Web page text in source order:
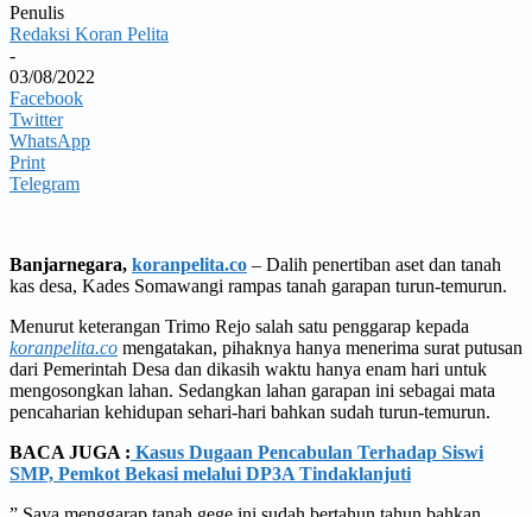
Penulis
Redaksi Koran Pelita
-
03/08/2022
Facebook
Twitter
WhatsApp
Print
Telegram
Banjarnegara, koranpelita.co – Dalih penertiban aset dan tanah
kas desa, Kades Somawangi rampas tanah garapan turun-temurun.
Menurut keterangan Trimo Rejo salah satu penggarap kepada
koranpelita.co mengatakan, pihaknya hanya menerima surat putusan
dari Pemerintah Desa dan dikasih waktu hanya enam hari untuk
mengosongkan lahan. Sedangkan lahan garapan ini sebagai mata
pencaharian kehidupan sehari-hari bahkan sudah turun-temurun.
BACA JUGA : Kasus Dugaan Pencabulan Terhadap Siswi
SMP, Pemkot Bekasi melalui DP3A Tindaklanjuti